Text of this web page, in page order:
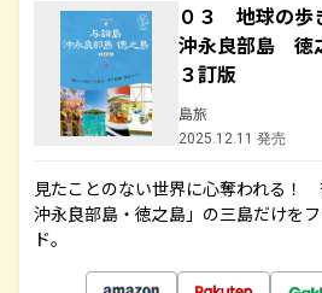
０３ 地球の
沖永良部島 徳
３訂版
島旅
2025.12.11 発売
見たことのない世界に心奪われる！
沖永良部島・徳之島」の三島だけを
ド。